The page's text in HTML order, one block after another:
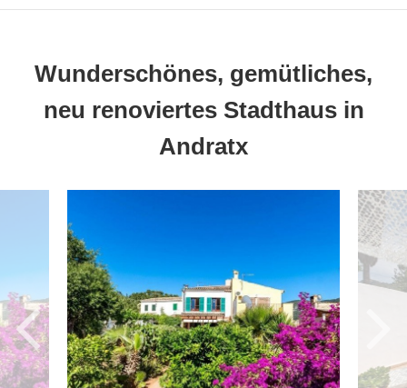
Wunderschönes, gemütliches,
neu renoviertes Stadthaus in
Andratx